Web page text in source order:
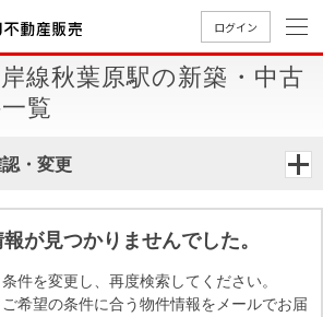
ログイン
線秋葉原駅の新築・中古
覧
・変更
が見つかりませんでした。
件を変更し、再度検索してください。
希望の条件に合う物件情報をメールでお届